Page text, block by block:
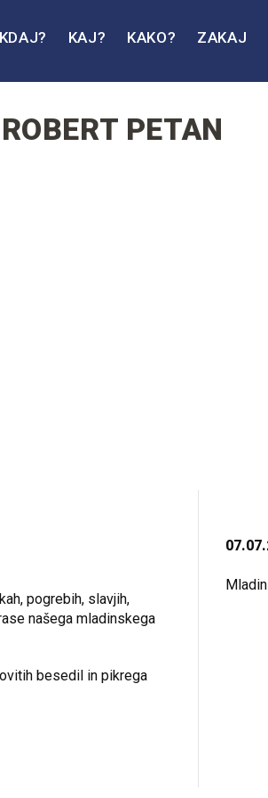
KDAJ? KAJ? KAKO? ZAKAJ
PETAN
pogrebih, slavjih,
našega mladinskega
besedil in pikrega